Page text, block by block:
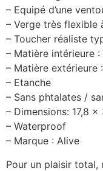
– Equipé d’une
– Verge très flexible
– Toucher réaliste
– Matière intérieure :
– Matière extérieure
– Etanche
– Sans phtalates /
– Dimensions: 17,8 x
– Waterproof
– Marque : Alive
Pour un plaisir total,